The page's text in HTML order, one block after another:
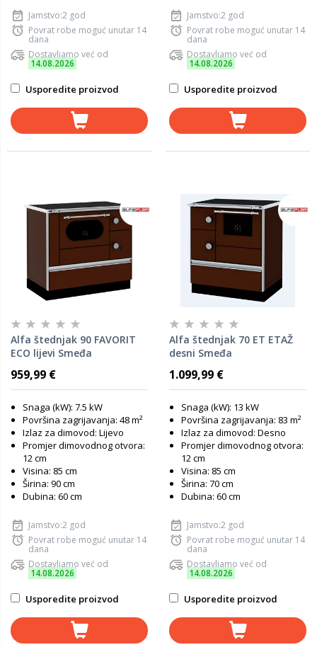
Jamstvo:2 god
Povrat robe moguć unutar 14
dana
Dostavljamo već od
14.08.2026
Usporedite proizvod
Jamstvo:2 god
Povrat robe moguć unutar 14
dana
Dostavljamo već od
14.08.2026
Usporedite proizvod
Alfa štednjak 90 FAVORIT
ECO lijevi Smeđa
959,99 €
Snaga (kW): 7.5 kW
Površina zagrijavanja: 48 m²
Izlaz za dimovod: Lijevo
Promjer dimovodnog otvora:
12 cm
Visina: 85 cm
Širina: 90 cm
Dubina: 60 cm
Jamstvo:2 god
Povrat robe moguć unutar 14
dana
Dostavljamo već od
14.08.2026
Usporedite proizvod
Alfa štednjak 70 ET ETAŽ
desni Smeđa
1.099,99 €
Snaga (kW): 13 kW
Površina zagrijavanja: 83 m²
Izlaz za dimovod: Desno
Promjer dimovodnog otvora:
12 cm
Visina: 85 cm
Širina: 70 cm
Dubina: 60 cm
Jamstvo:2 god
Povrat robe moguć unutar 14
dana
Dostavljamo već od
14.08.2026
Usporedite proizvod